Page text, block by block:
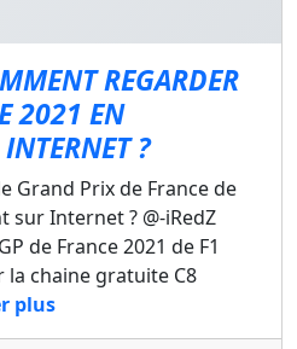
REGARDER
2021 EN
?
Grand Prix de France de
Internet ? @-iRedZ
de France 2021 de F1
chaine gratuite C8
plus